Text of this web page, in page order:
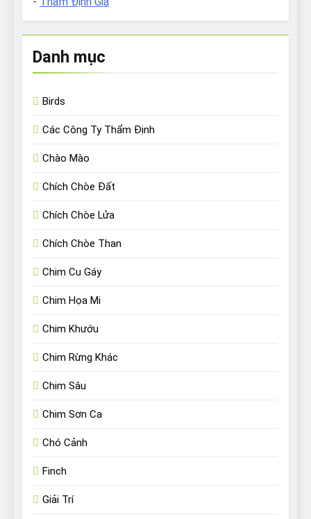
Danh mục
Birds
Các Công Ty Thẩm Định
Chào Mào
Chích Chòe Đất
Chích Chòe Lửa
Chích Chòe Than
Chim Cu Gáy
Chim Họa Mi
Chim Khướu
Chim Rừng Khác
Chim Sâu
Chim Sơn Ca
Chó Cảnh
Finch
Giải Trí